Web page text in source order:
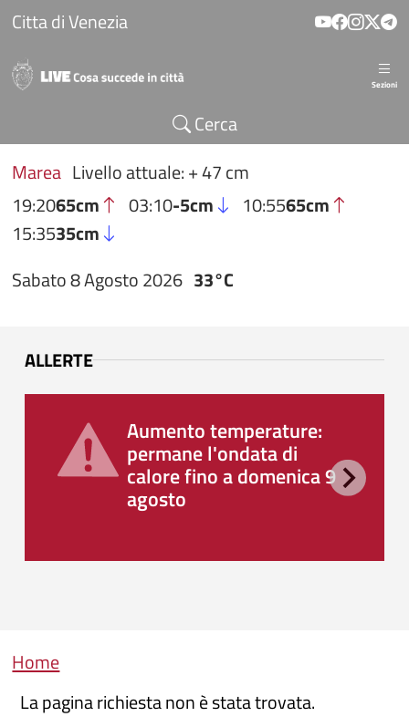
Salta al contenuto principale
Citta di Venezia
Sezioni
Cerca
Marea Livello attuale: + 47 cm
19:2065cm 03:10-5cm 10:5565cm
15:3535cm
Sabato 8 Agosto 2026 33°C
ALLERTE
Aumento temperature:
permane l'ondata di
calore fino a domenica 9
agosto
Briciole di pane
Home
La pagina richiesta non è stata trovata.